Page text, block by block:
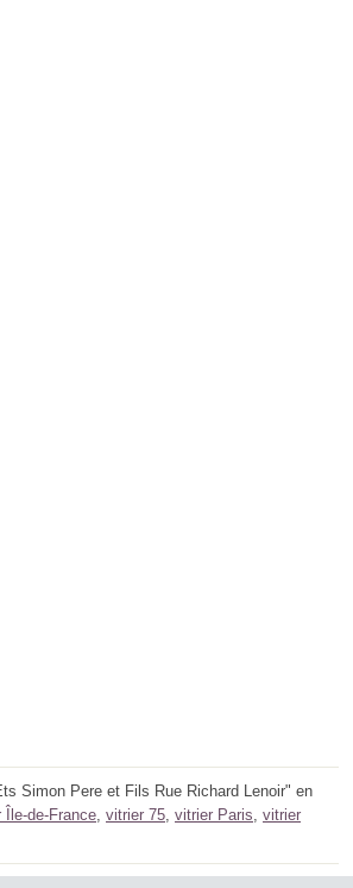
Simon Pere et Fils Rue Richard Lenoir" en
Île-de-France, vitrier 75, vitrier Paris, vitrier